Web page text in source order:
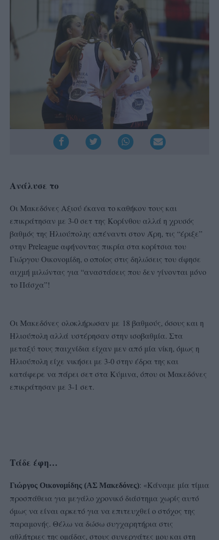
Ανάλυσε το
Οι Μακεδόνες Αξιού έκανα το καθήκον τους και
επικράτησαν με 3-0 σετ της Κορίνθου αλλά η χρυσός
βαθμός της Ηλιούπολης απέναντι στον Άρη, τις “έριξε”
στην Preleague αφήνοντας πικρία στα κορίτσια του
Γιώργου Οικονομίδη, ο οποίος στις δηλώσεις του άφησε
αιχμή μιλώντας για “αναστάσεις που δεν γίνονται μόνο
το Πάσχα”!
Οι Μακεδόνες ολοκλήρωσαν με 18 βαθμούς, όσους και η
Ηλιούπολη αλλά υστέρησαν στην ισοβαθμία. Στα
μεταξύ τους παιχνίδια είχαν μεν από μία νίκη, όμως η
Ηλιούπολη είχε νικήσει με 3-0 στην έδρα της και
κατάφερε να πάρει σετ στα Κύμινα, όπου οι Μακεδόνες
επικράτησαν με 3-1 σετ.
Τάδε έφη…
Γιώργος Οικονομίδης (ΑΣ Μακεδόνες): «Κάναμε μία τίμια
προσπάθεια για μεγάλο χρονικό διάστημα χωρίς αυτό
όμως να είναι αρκετό για να επιτευχθεί ο στόχος της
παραμονής. Θέλω να δώσω συγχαρητήρια στις
αθλήτριες της ομάδας, στους συνεργάτες μου και στη